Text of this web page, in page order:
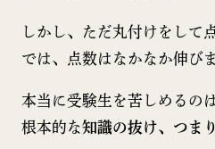
しかし、ただ丸付けをして
では、点数はなかなか伸び
本当に受験生を苦しめるの
根本的な知識の抜け、つま